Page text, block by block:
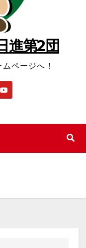
進第2団
ページへ！